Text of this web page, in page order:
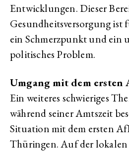
Entwicklungen. Dieser
Gesundheitsversorgung ist
ein Schmerzpunkt und ein
politisches Problem.
Umgang mit dem
Ein weiteres schwieriges
während seiner Amtszeit
Situation mit dem ersten
Thüringen. Auf der lokalen